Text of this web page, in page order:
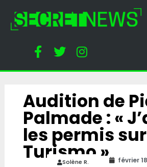
Audition de
Palmade : «
les permis
Turismo »
Solène R. février